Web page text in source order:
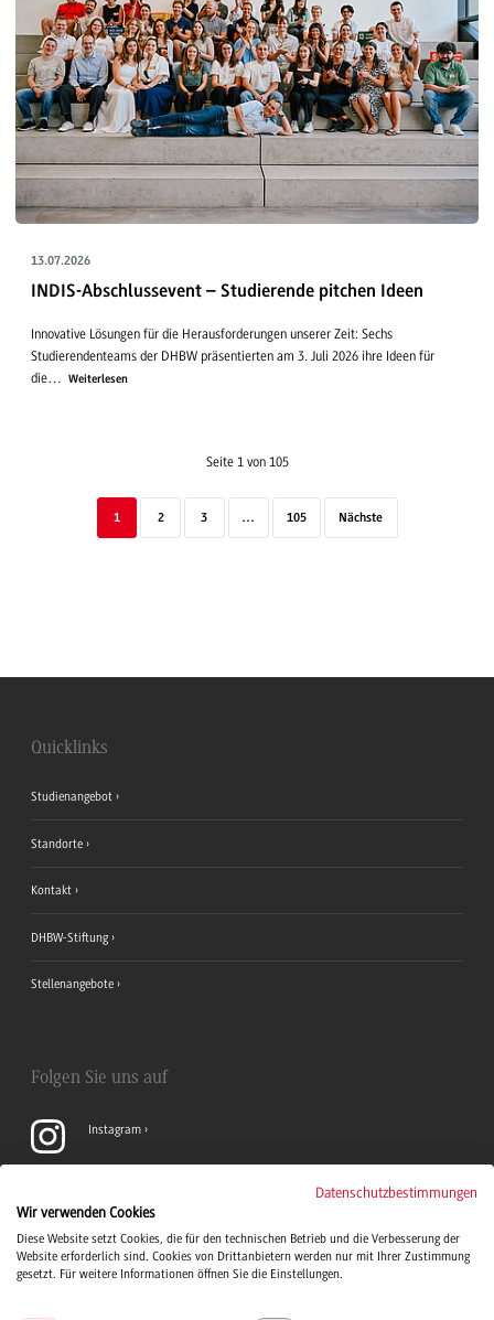
13.07.2026
INDIS-Abschlussevent – Studierende pitchen Ideen
Innovative Lösungen für die Herausforderungen unserer Zeit: Sechs
Studierendenteams der DHBW präsentierten am 3. Juli 2026 ihre Ideen für
die…
Weiterlesen
Seite 1 von 105
1 2 3 … 105 Nächste
Quicklinks
Studienangebot
Standorte
Kontakt
DHBW-Stiftung
Stellenangebote
Folgen Sie uns auf
Instagram
LinkedIn
Datenschutzbestimmungen
Wir verwenden Cookies
Diese Website setzt Cookies, die für den technischen Betrieb und die Verbesserung der
Website erforderlich sind. Cookies von Drittanbietern werden nur mit Ihrer Zustimmung
gesetzt. Für weitere Informationen öffnen Sie die Einstellungen.